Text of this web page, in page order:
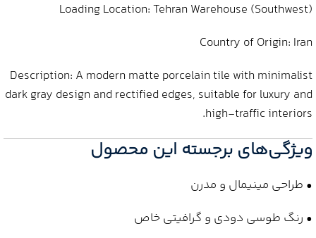
Loading Location: Tehran Warehouse (Southwest)
Country of Origin: Iran
Description: A modern matte porcelain tile with minimalist
dark gray design and rectified edges, suitable for luxury and
high-traffic interiors.
ویژگی‌های برجسته این محصول
• طراحی مینیمال و مدرن
• رنگ طوسی دودی و گرافیتی خاص